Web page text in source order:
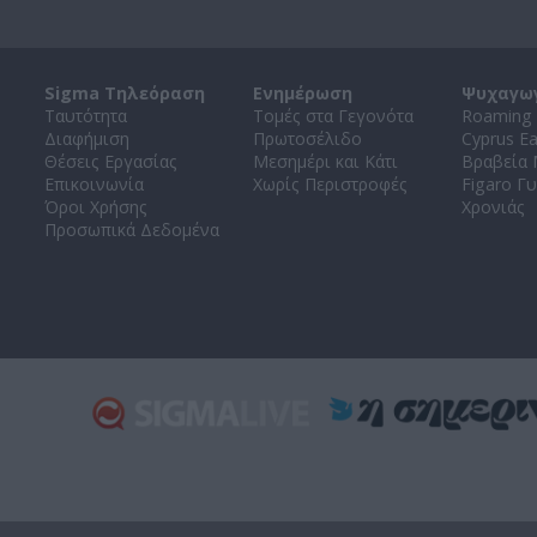
Sigma Τηλεόραση
Ταυτότητα
Διαφήμιση
Θέσεις Εργασίας
Επικοινωνία
Όροι Χρήσης
Προσωπικά Δεδομένα
Ενημέρωση
Τομές στα Γεγονότα
Πρωτοσέλιδο
Μεσημέρι και Κάτι
Χωρίς Περιστροφές
Roaming
Cyprus
Βραβεία
Figaro
Χρονιάς